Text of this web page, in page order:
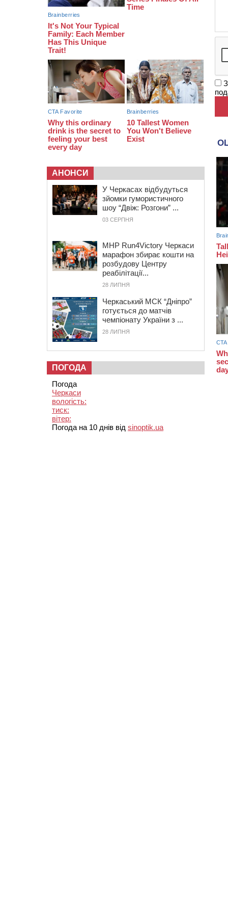
АНОНСИ
У Черкасах відбудуться
зйомки гумористичного
шоу “Двіж: Розгони” ...
03 СЕРПНЯ
MHP Run4Victory Черкаси
марафон збирає кошти на
розбудову Центру
реабілітації...
28 ЛИПНЯ
Черкаський МСК “Дніпро”
готується до матчів
чемпіонату України з ...
28 ЛИПНЯ
ПОГОДА
Погода
Черкаси
вологість:
тиск:
вітер:
Погода на 10 днів від sinoptik.ua